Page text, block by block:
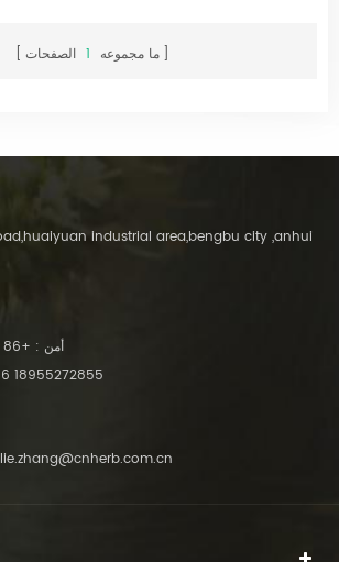
ما مجموعه 1 الصفحات
industrial area,bengbu city ,anhui
أمن : +86 189 5527 2855
18955272855